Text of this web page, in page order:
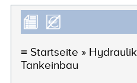
≡ Startseite »
Tankeinbau